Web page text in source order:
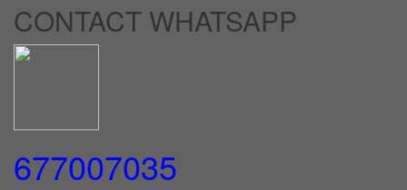
CONTACT WHATSAPP
677007035